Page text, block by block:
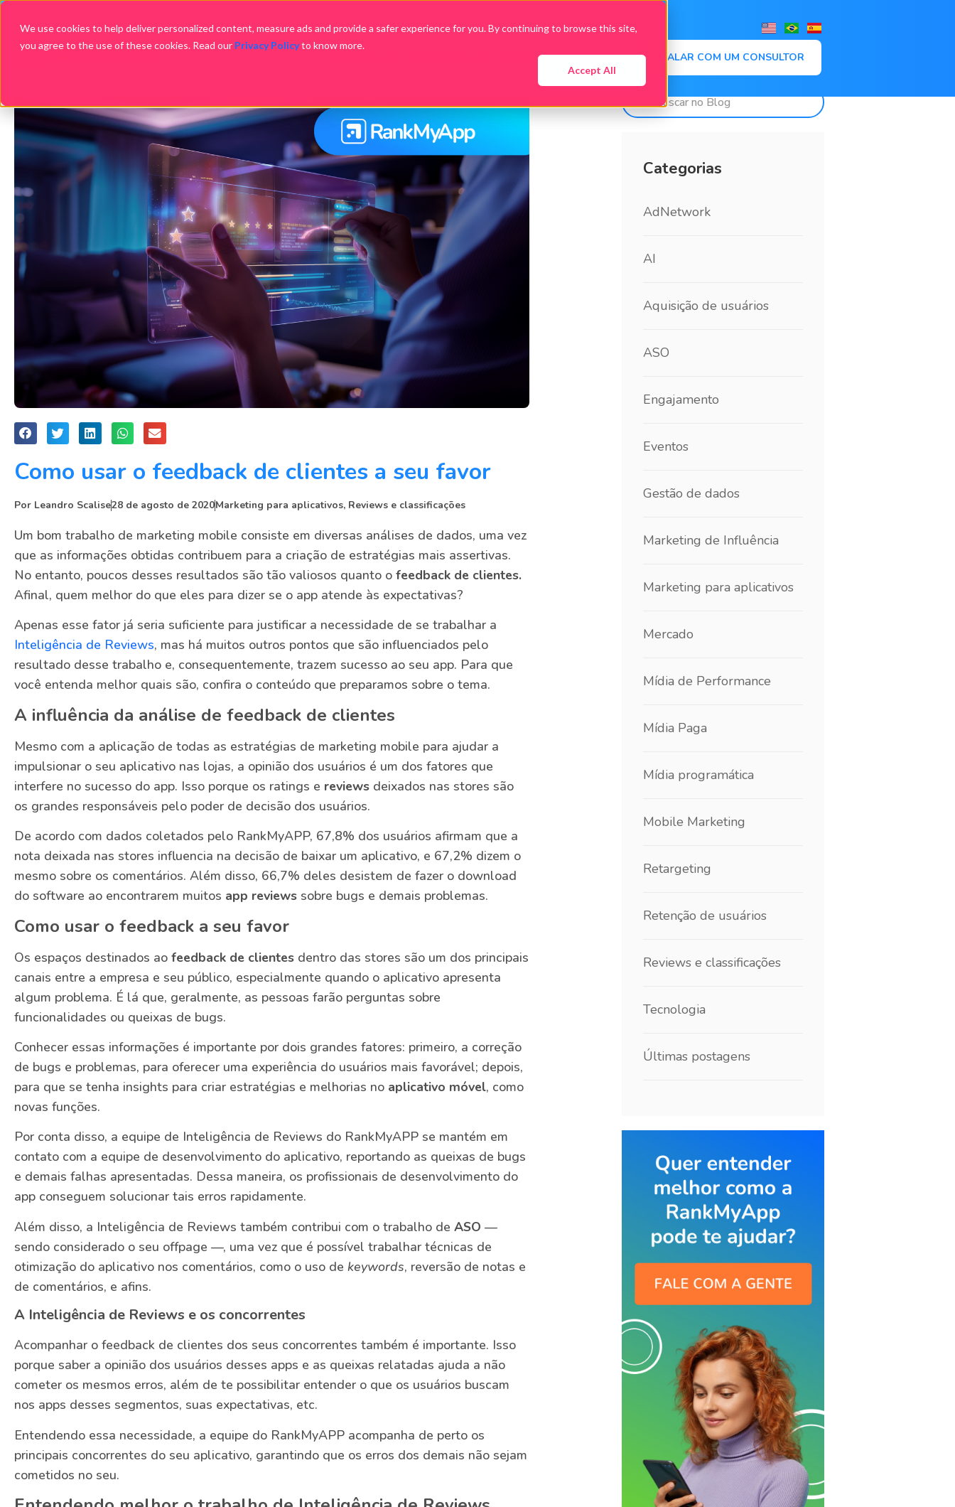
We use cookies to help deliver personalized content, measure ads and provide a safer experience for you. By continuing to browse this site,
you agree to the use of these cookies. Read our Privacy Policyto know more.
Accept All
Cases Conteúdo FALAR COM UM CONSULTOR
Como usar o feedback de clientes a seu favor
Por Leandro Scalise28 de agosto de 2020Marketing para aplicativos, Reviews e classificações
Um bom trabalho de marketing mobile consiste em diversas análises de dados, uma vez
que as informações obtidas contribuem para a criação de estratégias mais assertivas.
No entanto, poucos desses resultados são tão valiosos quanto o feedback de clientes.
Afinal, quem melhor do que eles para dizer se o app atende às expectativas?
Apenas esse fator já seria suficiente para justificar a necessidade de se trabalhar a
Inteligência de Reviews, mas há muitos outros pontos que são influenciados pelo
resultado desse trabalho e, consequentemente, trazem sucesso ao seu app. Para que
você entenda melhor quais são, confira o conteúdo que preparamos sobre o tema.
A influência da análise de feedback de clientes
Mesmo com a aplicação de todas as estratégias de marketing mobile para ajudar a
impulsionar o seu aplicativo nas lojas, a opinião dos usuários é um dos fatores que
interfere no sucesso do app. Isso porque os ratings e reviews deixados nas stores são
os grandes responsáveis pelo poder de decisão dos usuários.
De acordo com dados coletados pelo RankMyAPP, 67,8% dos usuários afirmam que a
nota deixada nas stores influencia na decisão de baixar um aplicativo, e 67,2% dizem o
mesmo sobre os comentários. Além disso, 66,7% deles desistem de fazer o download
do software ao encontrarem muitos app reviews sobre bugs e demais problemas.
Como usar o feedback a seu favor
Os espaços destinados ao feedback de clientes dentro das stores são um dos principais
canais entre a empresa e seu público, especialmente quando o aplicativo apresenta
algum problema. É lá que, geralmente, as pessoas farão perguntas sobre
funcionalidades ou queixas de bugs.
Conhecer essas informações é importante por dois grandes fatores: primeiro, a correção
de bugs e problemas, para oferecer uma experiência do usuários mais favorável; depois,
para que se tenha insights para criar estratégias e melhorias no aplicativo móvel, como
novas funções.
Por conta disso, a equipe de Inteligência de Reviews do RankMyAPP se mantém em
contato com a equipe de desenvolvimento do aplicativo, reportando as queixas de bugs
e demais falhas apresentadas. Dessa maneira, os profissionais de desenvolvimento do
app conseguem solucionar tais erros rapidamente.
Além disso, a Inteligência de Reviews também contribui com o trabalho de ASO —
sendo considerado o seu offpage —, uma vez que é possível trabalhar técnicas de
otimização do aplicativo nos comentários, como o uso de keywords, reversão de notas e
de comentários, e afins.
A Inteligência de Reviews e os concorrentes
Acompanhar o feedback de clientes dos seus concorrentes também é importante. Isso
porque saber a opinião dos usuários desses apps e as queixas relatadas ajuda a não
cometer os mesmos erros, além de te possibilitar entender o que os usuários buscam
nos apps desses segmentos, suas expectativas, etc.
Entendendo essa necessidade, a equipe do RankMyAPP acompanha de perto os
principais concorrentes do seu aplicativo, garantindo que os erros dos demais não sejam
cometidos no seu.
Categorias
AdNetwork
AI
Aquisição de usuários
ASO
Engajamento
Eventos
Gestão de dados
Marketing de Influência
Marketing para aplicativos
Mercado
Mídia de Performance
Mídia Paga
Mídia programática
Mobile Marketing
Retargeting
Retenção de usuários
Reviews e classificações
Tecnologia
Últimas postagens